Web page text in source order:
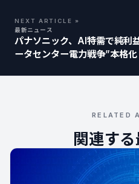
NEXT ARTICLE »
最新ニュース
パナソニック、AI特需で純
ータセンター電力戦争”本格化
RELATED
関連す